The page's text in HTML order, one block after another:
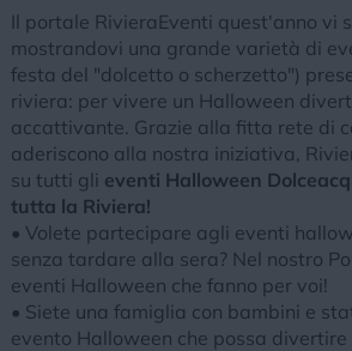
Il portale RivieraEventi quest'anno vi
mostrandovi una grande varietà di
festa del "dolcetto o scherzetto")
riviera: per vivere un Halloween
accattivante. Grazie alla fitta rete di
aderiscono alla nostra iniziativa,
su tutti gli eventi Halloween
tutta la Riviera!
• Volete partecipare agli eventi
senza tardare alla sera? Nel nostro
eventi Halloween che fanno per voi!
• Siete una famiglia con bambini e
evento Halloween che possa divertire